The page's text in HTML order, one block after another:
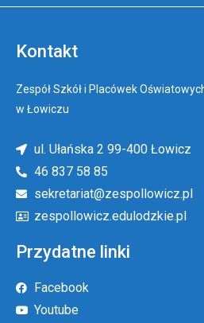
Kontakt
Zespół Szkół i Placówek
w Łowiczu
ul. Ułańska 2 99-400 Łowicz
46 837 58 85
sekretariat@zespollowicz.pl
zespollowicz.edulodzkie.pl
Przydatne linki
Facebook
Youtube